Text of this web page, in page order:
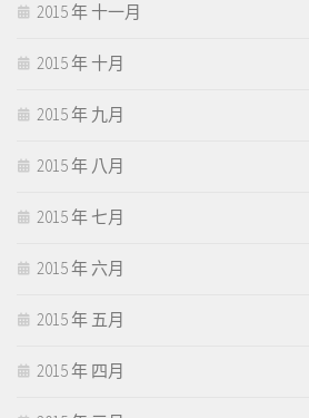
2015 年 十一月
2015 年 十月
2015 年 九月
2015 年 八月
2015 年 七月
2015 年 六月
2015 年 五月
2015 年 四月